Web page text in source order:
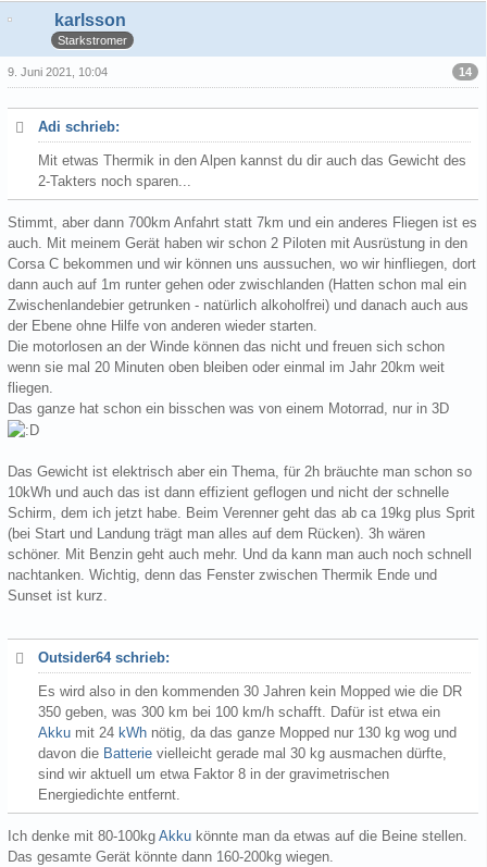
karlsson
Starkstromer
14
9. Juni 2021, 10:04
Adi schrieb:
Mit etwas Thermik in den Alpen kannst du dir auch das Gewicht des
2-Takters noch sparen...
Stimmt, aber dann 700km Anfahrt statt 7km und ein anderes Fliegen ist es
auch. Mit meinem Gerät haben wir schon 2 Piloten mit Ausrüstung in den
Corsa C bekommen und wir können uns aussuchen, wo wir hinfliegen, dort
dann auch auf 1m runter gehen oder zwischlanden (Hatten schon mal ein
Zwischenlandebier getrunken - natürlich alkoholfrei) und danach auch aus
der Ebene ohne Hilfe von anderen wieder starten.
Die motorlosen an der Winde können das nicht und freuen sich schon
wenn sie mal 20 Minuten oben bleiben oder einmal im Jahr 20km weit
fliegen.
Das ganze hat schon ein bisschen was von einem Motorrad, nur in 3D
Das Gewicht ist elektrisch aber ein Thema, für 2h bräuchte man schon so
10kWh und auch das ist dann effizient geflogen und nicht der schnelle
Schirm, dem ich jetzt habe. Beim Verenner geht das ab ca 19kg plus Sprit
(bei Start und Landung trägt man alles auf dem Rücken). 3h wären
schöner. Mit Benzin geht auch mehr. Und da kann man auch noch schnell
nachtanken. Wichtig, denn das Fenster zwischen Thermik Ende und
Sunset ist kurz.
Outsider64 schrieb:
Es wird also in den kommenden 30 Jahren kein Mopped wie die DR
350 geben, was 300 km bei 100 km/h schafft. Dafür ist etwa ein
Akku mit 24 kWh nötig, da das ganze Mopped nur 130 kg wog und
davon die Batterie vielleicht gerade mal 30 kg ausmachen dürfte,
sind wir aktuell um etwa Faktor 8 in der gravimetrischen
Energiedichte entfernt.
Ich denke mit 80-100kg Akku könnte man da etwas auf die Beine stellen.
Das gesamte Gerät könnte dann 160-200kg wiegen.